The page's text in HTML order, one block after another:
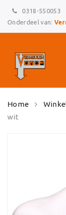
0318-550053
Onderdeel van:
to
content
Home
wit